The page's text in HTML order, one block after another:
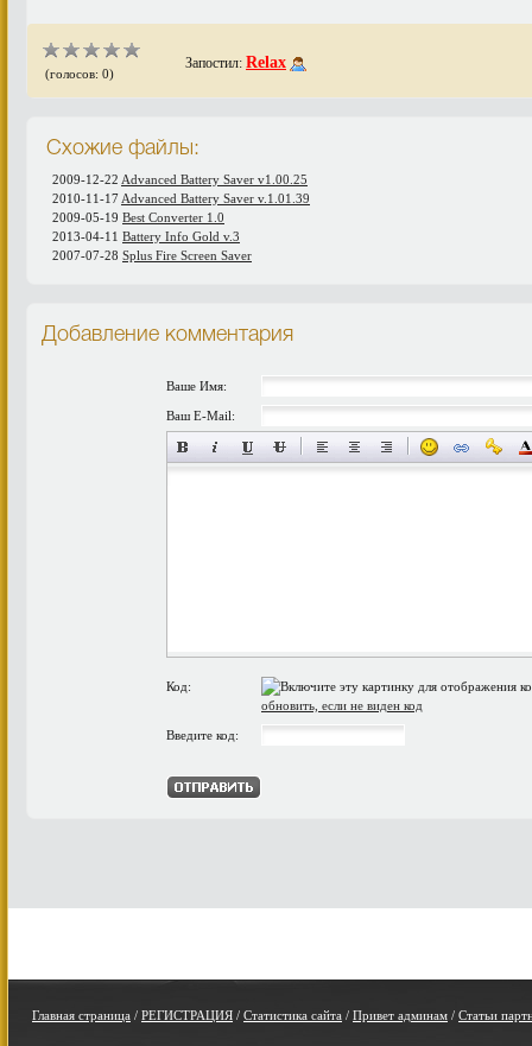
(голосов: 0)
Запостил: Relax
Схожие файлы:
2009-12-22 Advanced Battery Saver v1.00.25
2010-11-17 Advanced Battery Saver v.1.01.39
2009-05-19 Best Converter 1.0
2013-04-11 Battery Info Gold v.3
2007-07-28 Splus Fire Screen Saver
Добавление комментария
Ваше Имя:
Ваш E-Mail:
Код:
обновить, если не виден код
Введите код:
Главная страница / РЕГИСТРАЦИЯ / Статистика сайта / Привет админам / Статьи